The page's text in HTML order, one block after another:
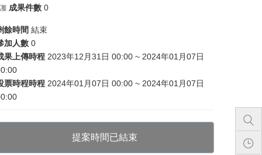
成果件數 0
餘時間 結束
加人數0
果上傳時程2023年12月31日 00:00 ~ 2024年01月07日
票時程時程2024年01月07日 00:00 ~ 2024年01月07日
提案時間已結束